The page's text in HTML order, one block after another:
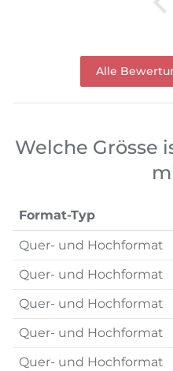
Alle
Welche Grösse
Format-Typ
Quer- und Hochformat
Quer- und Hochformat
Quer- und Hochformat
Quer- und Hochformat
Quer- und Hochformat